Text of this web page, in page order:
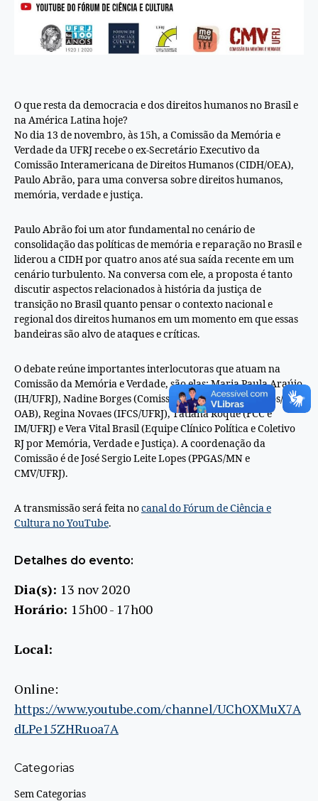
O que resta da democracia e dos direitos humanos no Brasil e
na América Latina hoje?
No dia 13 de novembro, às 15h, a Comissão da Memória e
Verdade da UFRJ recebe o ex-Secretário Executivo da
Comissão Interamericana de Direitos Humanos (CIDH/OEA),
Paulo Abrão, para uma conversa sobre direitos humanos,
memória, verdade e justiça.
Paulo Abrão foi um ator fundamental no cenário de
consolidação das políticas de memória e reparação no Brasil e
liderou a CIDH por quatro anos até sua saída recente em um
cenário turbulento. Na conversa com ele, a proposta é tanto
discutir aspectos relacionados à história da justiça de
transição no Brasil quanto pensar o contexto nacional e
regional dos direitos humanos em um momento em que essas
bandeiras são alvo de ataques e críticas.
O debate reúne importantes interlocutoras que atuam na
Comissão da Memória e Verdade, são elas: Maria Paula Araújo
(IH/UFRJ), Nadine Borges (Comissão de Direitos Humanos/
OAB), Regina Novaes (IFCS/UFRJ), Tatiana Roque (FCC e
IM/UFRJ) e Vera Vital Brasil (Equipe Clínico Política e Coletivo
RJ por Memória, Verdade e Justiça). A coordenação da
Comissão é de José Sergio Leite Lopes (PPGAS/MN e
CMV/UFRJ).
A transmissão será feita nocanal do Fórum de Ciência e
Cultura no YouTube.
Detalhes do evento:
Dia(s): 13 nov 2020
Horário: 15h00 - 17h00
Local:
Online:
https://www.youtube.com/channel/UChOXMuX7A
dLPe15ZHRuoa7A
Categorias
Sem Categorias